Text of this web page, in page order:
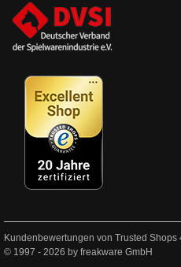
Kundenbewertungen von Trusted Shops
© 1997 - 2026 by freakware GmbH